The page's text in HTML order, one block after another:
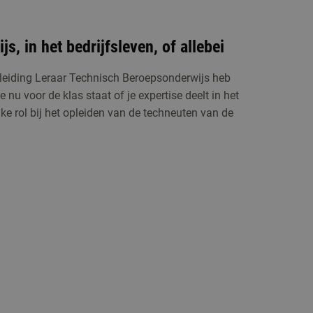
in het bedrijfsleven, of allebei
Leraar Technisch Beroepsonderwijs heb
nu voor de klas staat of je expertise deelt in het
rol bij het opleiden van de techneuten van de